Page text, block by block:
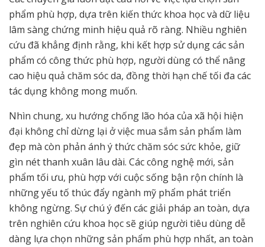
phẩm phù hợp, dựa trên kiến thức khoa học và dữ liệu
lâm sàng chứng minh hiệu quả rõ ràng. Nhiều nghiên
cứu đã khẳng định rằng, khi kết hợp sử dụng các sản
phẩm có công thức phù hợp, người dùng có thể nâng
cao hiệu quả chăm sóc da, đồng thời hạn chế tối đa các
tác dụng không mong muốn.
Nhìn chung, xu hướng chống lão hóa của xã hội hiện
đại không chỉ dừng lại ở việc mua sắm sản phẩm làm
đẹp mà còn phản ánh ý thức chăm sóc sức khỏe, giữ
gìn nét thanh xuân lâu dài. Các công nghệ mới, sản
phẩm tối ưu, phù hợp với cuộc sống bận rộn chính là
những yếu tố thúc đẩy ngành mỹ phẩm phát triển
không ngừng. Sự chú ý đến các giải pháp an toàn, dựa
trên nghiên cứu khoa học sẽ giúp người tiêu dùng dễ
dàng lựa chọn những sản phẩm phù hợp nhất, an toàn